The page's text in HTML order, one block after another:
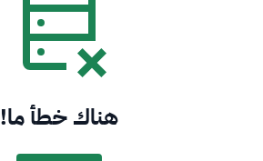
هناك خطأ ما!